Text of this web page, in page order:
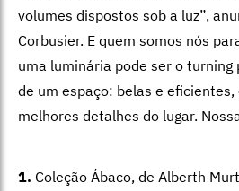
volumes dispostos sob a luz”,
Corbusier. E quem somos nós
uma luminária pode ser o
de um espaço: belas e eficientes,
melhores detalhes do lugar.
1. Coleção Ábaco, de Alberth